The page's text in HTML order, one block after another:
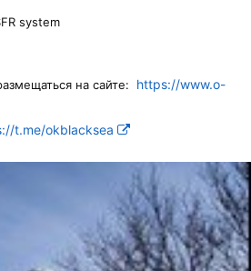
system
на сайте: https://www.o-
t.me/okblacksea